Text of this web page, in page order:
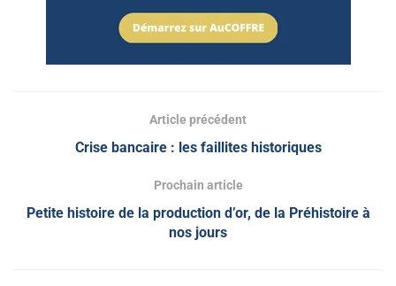
Article précédent
Crise bancaire : les faillites historiques
Prochain article
Petite histoire de la production d’or, de la Préhistoire à
nos jours